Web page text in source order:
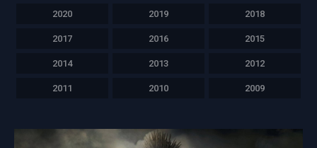
2020 2019 2018
2017 2016 2015
2014 2013 2012
2011 2010 2009